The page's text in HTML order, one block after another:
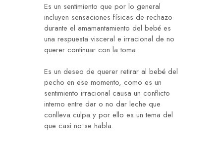
Es un sentimiento que por lo general
incluyen sensaciones físicas de rechazo
durante el amamantamiento del bebé es
una respuesta visceral e irracional de no
querer continuar con la toma.
Es un deseo de querer retirar al bebé del
pecho en ese momento, como es un
sentimiento irracional causa un conflicto
interno entre dar o no dar leche que
conlleva culpa y por ello es un tema del
que casi no se habla.